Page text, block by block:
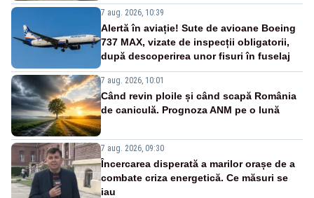
7 aug. 2026, 10:39
Alertă în aviație! Sute de avioane Boeing
737 MAX, vizate de inspecții obligatorii,
după descoperirea unor fisuri în fuselaj
7 aug. 2026, 10:01
Când revin ploile și când scapă România
de caniculă. Prognoza ANM pe o lună
7 aug. 2026, 09:30
Încercarea disperată a marilor orașe de a
combate criza energetică. Ce măsuri se
iau